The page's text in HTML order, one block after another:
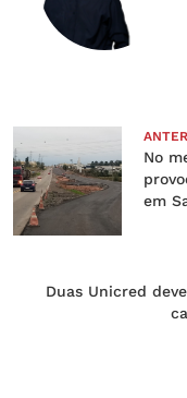
No
em
Duas Unicred